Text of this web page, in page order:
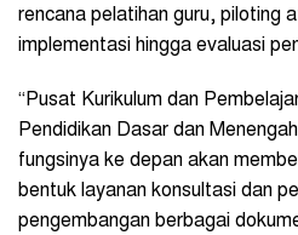
rencana pelatihan guru, piloting
implementasi hingga evaluasi
“Pusat Kurikulum dan
Pendidikan Dasar dan
fungsinya ke depan akan
bentuk layanan konsultasi dan
pengembangan berbagai